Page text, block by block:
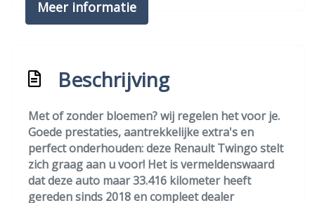
Premium kleur
Overige
Anti blokkeer systeem
Anti doorslip regeling
Bestuurdersairbag
Bluetooth
Elektronisch stabiliteits programma
Meer informatie
Beschrijving
Met of zonder bloemen? wij regelen het voor je.
Goede prestaties, aantrekkelijke extra's en
perfect onderhouden: deze Renault Twingo stelt
zich graag aan u voor! Het is vermeldenswaard
dat deze auto maar 33.416 kilometer heeft
gereden sinds 2018 en compleet dealer